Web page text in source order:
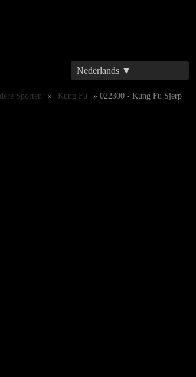
Nederlands ▼
Sporten » Kung Fu » 022300 - Kung Fu Sjerp